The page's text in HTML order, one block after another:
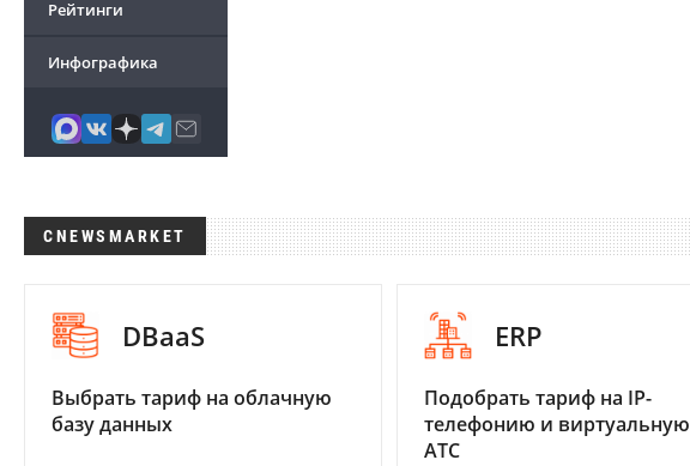
Рейтинги
Инфографика
CNEWSMARKET
DBaaS
Выбрать тариф на облачную
базу данных
ERP
Подобрать тариф на IP-
телефонию и виртуальную
АТС